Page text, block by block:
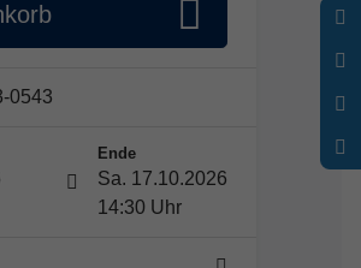
0543
Ende
Sa. 17.10.2026
14:30 Uhr